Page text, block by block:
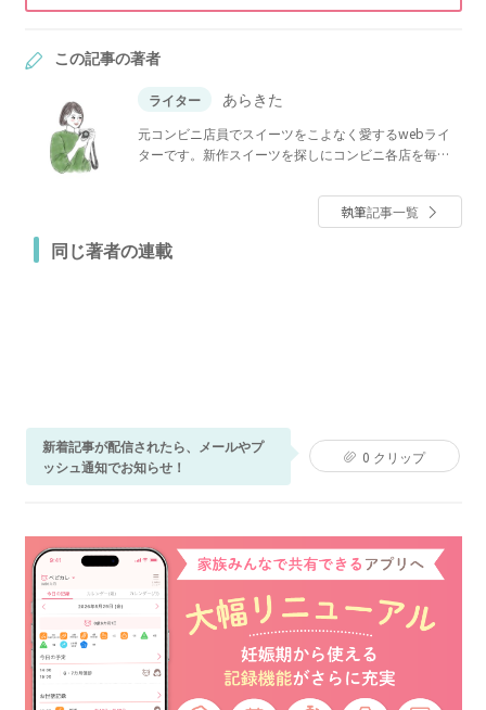
この記事の著者
ライター あらきた
元コンビニ店員でスイーツをこよなく愛するwebライ
ターです。新作スイーツを探しにコンビニ各店を毎週
フォトグラファーとしても活動中。抹茶スイーツとア
イスクリームが特に好きです。スイーツマニアな私が
執筆記事一覧
同じ著者の連載
新着記事が配信されたら、メールやプ
ッシュ通知でお知らせ！
0 クリップ